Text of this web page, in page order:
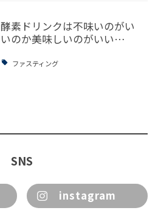
酵素ドリンクは不味いのがい
いのか美味しいのがいい…
ファスティング
SNS
instagram